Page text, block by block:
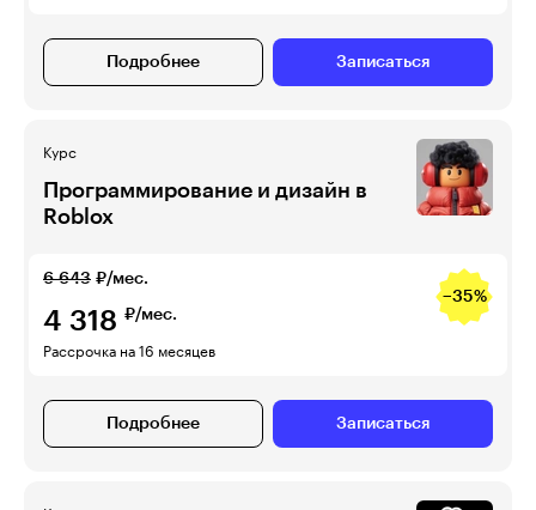
Подробнее Записаться
Курс
Программирование и дизайн в
Roblox
6 643 ₽/мес.
−35%
4 318 ₽/мес.
Рассрочка на 16 месяцев
Подробнее Записаться